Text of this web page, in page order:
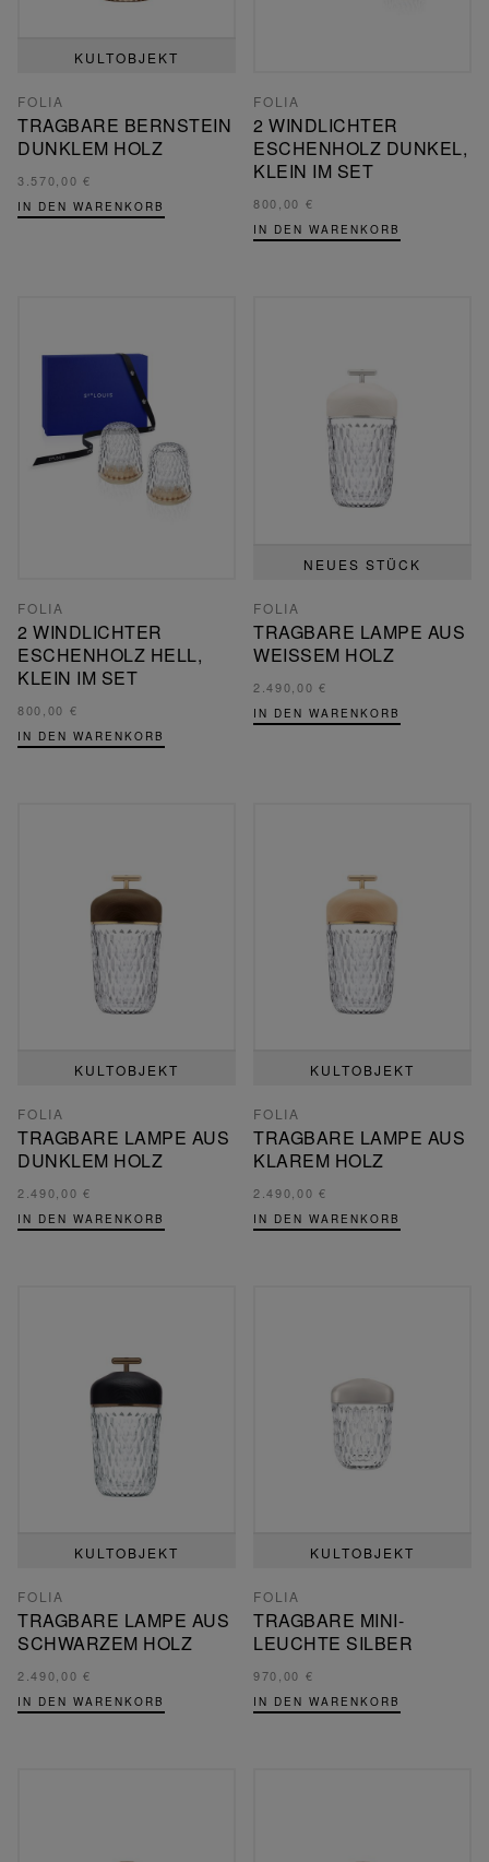
KULTOBJEKT
FOLIA
TRAGBARE BERNSTEIN
DUNKLEM HOLZ
3.570,00 €
IN DEN WARENKORB
FOLIA
2 WINDLICHTER
ESCHENHOLZ DUNKEL,
KLEIN IM SET
800,00 €
IN DEN WARENKORB
FOLIA
2 WINDLICHTER
ESCHENHOLZ HELL,
KLEIN IM SET
800,00 €
IN DEN WARENKORB
NEUES STÜCK
FOLIA
TRAGBARE LAMPE AUS
WEISSEM HOLZ
2.490,00 €
IN DEN WARENKORB
KULTOBJEKT
FOLIA
TRAGBARE LAMPE AUS
DUNKLEM HOLZ
2.490,00 €
IN DEN WARENKORB
KULTOBJEKT
FOLIA
TRAGBARE LAMPE AUS
KLAREM HOLZ
2.490,00 €
IN DEN WARENKORB
KULTOBJEKT
FOLIA
TRAGBARE LAMPE AUS
SCHWARZEM HOLZ
2.490,00 €
IN DEN WARENKORB
KULTOBJEKT
FOLIA
TRAGBARE MINI-
LEUCHTE SILBER
970,00 €
IN DEN WARENKORB